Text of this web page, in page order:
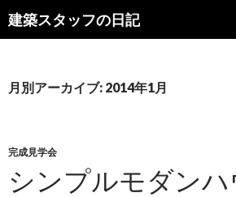
建築スタッフの日記
索
ン
キ
ッ
プ
月別アーカイブ: 2014年1月
完成見学会
シンプルモダンハ